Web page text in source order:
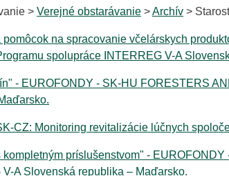
> Verejné obstarávanie >Archív >
na spracovanie včelárskych
spolupráce INTERREG V-A
- EUROFONDY - SK-HU FORESTERS
CZ: Monitoring revitalizácie lúčnych
príslušenstvom" -
A Slovenská republika – Maďarsko.